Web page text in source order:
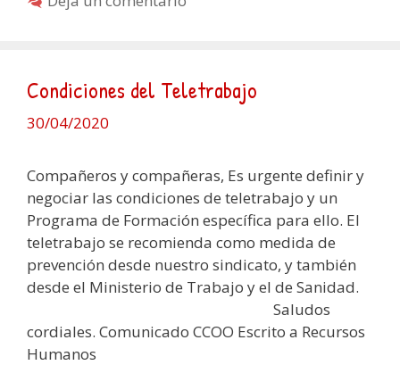
Condiciones del Teletrabajo
30/04/2020
Compañeros y compañeras, Es urgente definir y
negociar las condiciones de teletrabajo y un
Programa de Formación específica para ello. El
teletrabajo se recomienda como medida de
prevención desde nuestro sindicato, y también
desde el Ministerio de Trabajo y el de Sanidad.
Saludos
cordiales. Comunicado CCOO Escrito a Recursos
Humanos